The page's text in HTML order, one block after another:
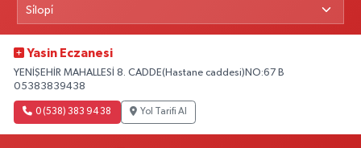
Yasin Eczanesi
YENİŞEHİR MAHALLESİ 8. CADDE(Hastane caddesi)NO:67 B
05383839438
0 (538) 383 94 38 Yol Tarifi Al